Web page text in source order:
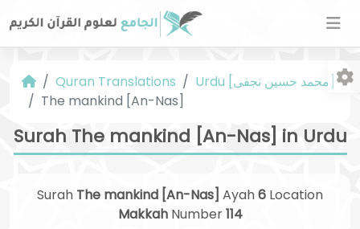
Quran Translations
The mankind [An-Nas]
Surah The mankind [An-Nas] in Urdu
Surah The mankind [An-Nas] Ayah6 Location
MakkahNumber114